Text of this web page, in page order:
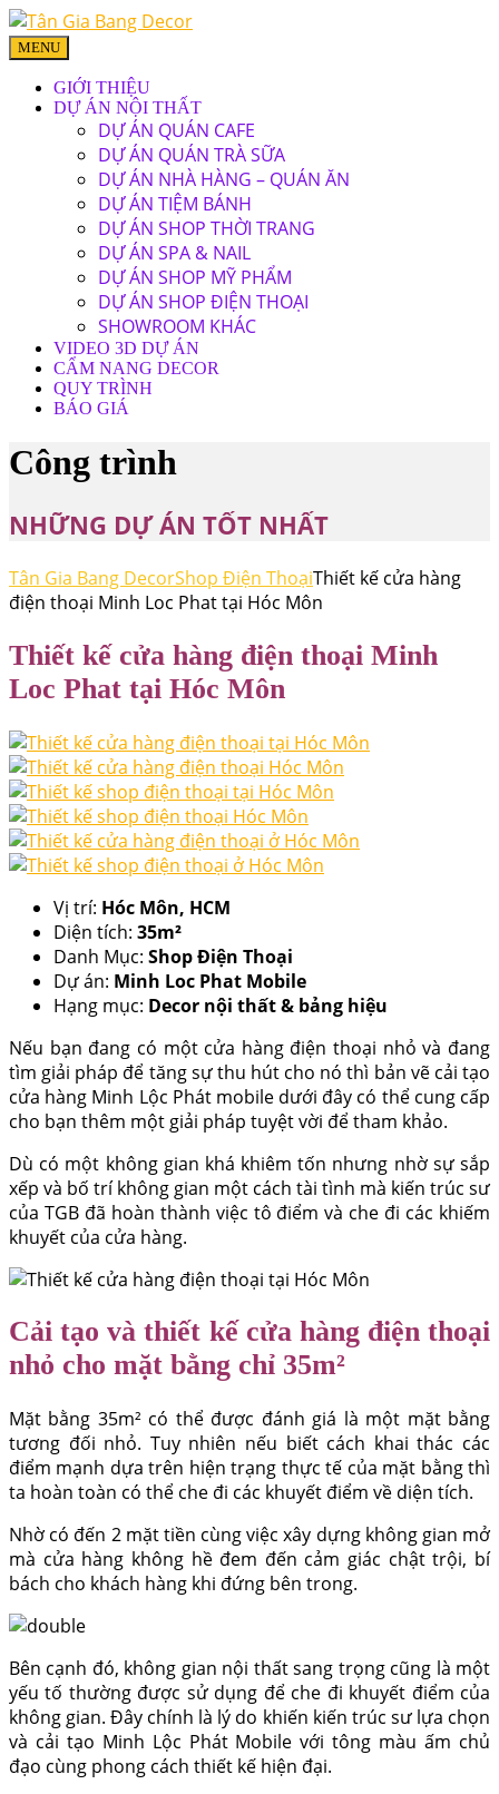
MENU
GIỚI THIỆU
DỰ ÁN NỘI THẤT
DỰ ÁN QUÁN CAFE
DỰ ÁN QUÁN TRÀ SỮA
DỰ ÁN NHÀ HÀNG – QUÁN ĂN
DỰ ÁN TIỆM BÁNH
DỰ ÁN SHOP THỜI TRANG
DỰ ÁN SPA & NAIL
DỰ ÁN SHOP MỸ PHẨM
DỰ ÁN SHOP ĐIỆN THOẠI
SHOWROOM KHÁC
VIDEO 3D DỰ ÁN
CẨM NANG DECOR
QUY TRÌNH
BÁO GIÁ
Công trình
NHỮNG DỰ ÁN TỐT NHẤT
Tân Gia Bang DecorShop Điện ThoạiThiết kế cửa hàng
điện thoại Minh Loc Phat tại Hóc Môn
Thiết kế cửa hàng điện thoại Minh
Loc Phat tại Hóc Môn
Vị trí: Hóc Môn, HCM
Diện tích: 35m²
Danh Mục: Shop Điện Thoại
Dự án: Minh Loc Phat Mobile
Hạng mục: Decor nội thất & bảng hiệu
Nếu bạn đang có một cửa hàng điện thoại nhỏ và đang
tìm giải pháp để tăng sự thu hút cho nó thì bản vẽ cải tạo
cửa hàng Minh Lộc Phát mobile dưới đây có thể cung cấp
cho bạn thêm một giải pháp tuyệt vời để tham khảo.
Dù có một không gian khá khiêm tốn nhưng nhờ sự sắp
xếp và bố trí không gian một cách tài tình mà kiến trúc sư
của TGB đã hoàn thành việc tô điểm và che đi các khiếm
khuyết của cửa hàng.
Cải tạo và thiết kế cửa hàng điện thoại
nhỏ cho mặt bằng chỉ 35m²
Mặt bằng 35m² có thể được đánh giá là một mặt bằng
tương đối nhỏ. Tuy nhiên nếu biết cách khai thác các
điểm mạnh dựa trên hiện trạng thực tế của mặt bằng thì
ta hoàn toàn có thể che đi các khuyết điểm về diện tích.
Nhờ có đến 2 mặt tiền cùng việc xây dựng không gian mở
mà cửa hàng không hề đem đến cảm giác chật trội, bí
bách cho khách hàng khi đứng bên trong.
Bên cạnh đó, không gian nội thất sang trọng cũng là một
yếu tố thường được sử dụng để che đi khuyết điểm của
không gian. Đây chính là lý do khiến kiến trúc sư lựa chọn
và cải tạo Minh Lộc Phát Mobile với tông màu ấm chủ
đạo cùng phong cách thiết kế hiện đại.